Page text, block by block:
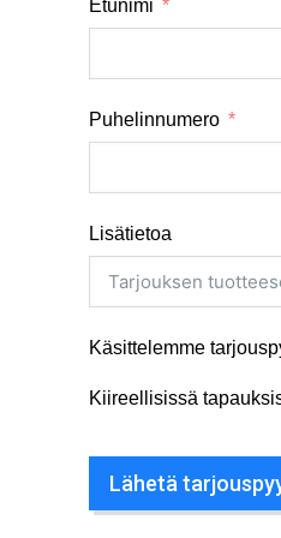
Etunimi
Puhelinnumero
Lisätietoa
Käsittelemme
Kiireellisissä
Lähetä